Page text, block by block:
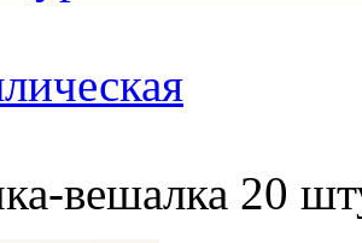
вешалка 20